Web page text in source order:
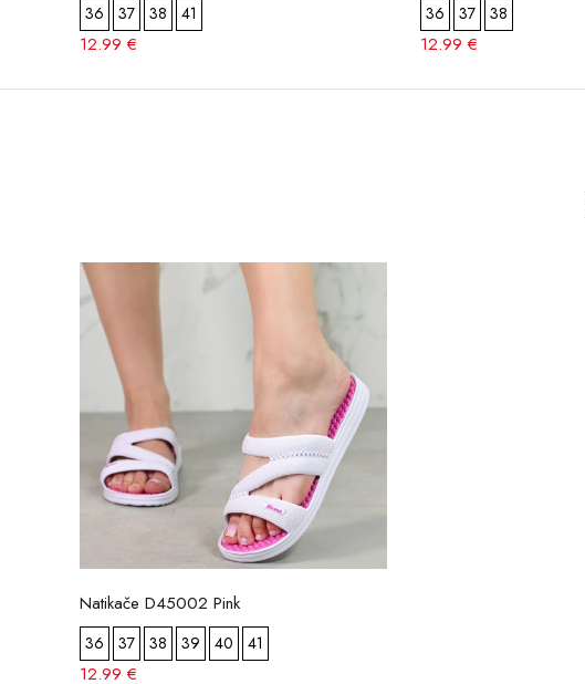
36 37 38 41
12.99 €
36 37 38
12.99 €
Natikače D45002 Pink
36 37 38 39 40 41
12.99 €